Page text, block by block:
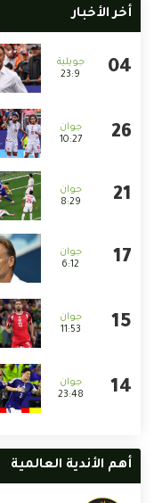
أخر الأخبار
23:9
10:27
8:29
6:12
11:53
23:48
أهم الأندية العالمية